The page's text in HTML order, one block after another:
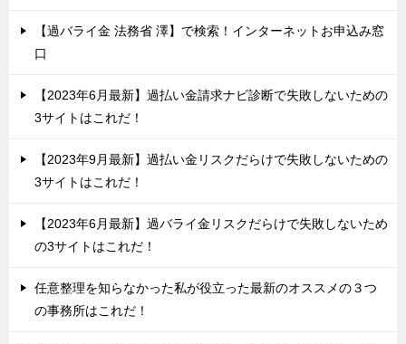
【過バライ金 法務省 澤】で検索！インターネットお申込み窓
口
【2023年6月最新】過払い金請求ナビ診断で失敗しないための
3サイトはこれだ！
【2023年9月最新】過払い金リスクだらけで失敗しないための
3サイトはこれだ！
【2023年6月最新】過バライ金リスクだらけで失敗しないため
の3サイトはこれだ！
任意整理を知らなかった私が役立った最新のオススメの３つ
の事務所はこれだ！